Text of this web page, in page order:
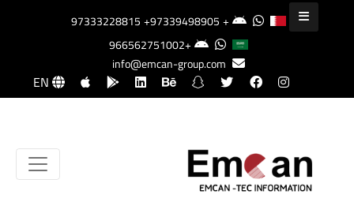
+97333228815
+97339498905
+966562751002
info@emcan-group.com
EN